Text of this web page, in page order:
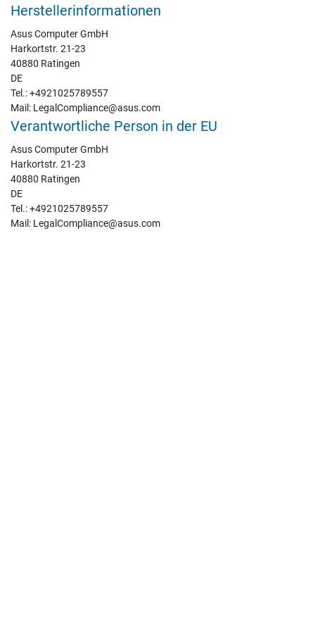
Herstellerinformationen
Asus Computer GmbH
Harkortstr. 21-23
40880 Ratingen
DE
Tel.: +4921025789557
Mail: LegalCompliance@asus.com
Verantwortliche Person in der EU
Asus Computer GmbH
Harkortstr. 21-23
40880 Ratingen
DE
Tel.: +4921025789557
Mail: LegalCompliance@asus.com